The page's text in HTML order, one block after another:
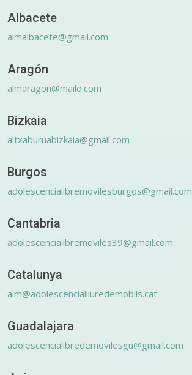
Albacete
almalbacete@gmail.com
Aragón
almaragon@mailo.com
Bizkaia
altxaburuabizkaia@gmail.com
Burgos
adolescencialibremovilesburgos@gmail.com
Cantabria
adolescencialibremoviles39@gmail.com
Catalunya
alm@adolescencialliuredemobils.cat
Guadalajara
adolescencialibredemovilesgu@gmail.com